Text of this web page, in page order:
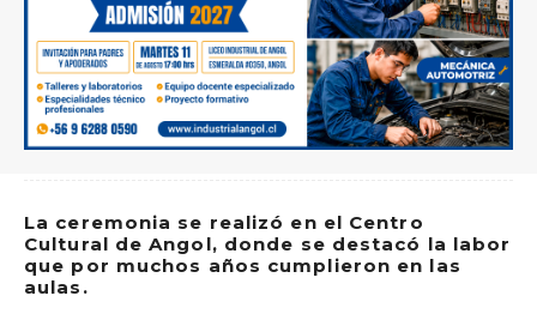
La ceremonia se realizó en el Centro
Cultural de Angol, donde se destacó la labor
que por muchos años cumplieron en las
aulas.